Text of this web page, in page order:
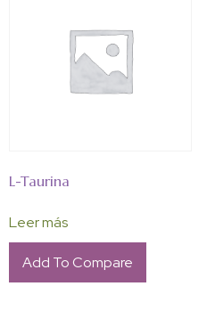
L-Taurina
Leer más
Add To Compare